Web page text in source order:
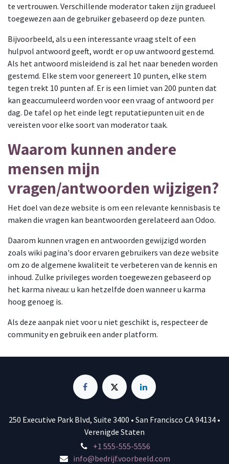
te vertrouwen. Verschillende moderator taken zijn gradueel
toegewezen aan de gebruiker gebaseerd op deze punten.
Bijvoorbeeld, als u een interessante vraag stelt of een
hulpvol antwoord geeft, wordt er op uw antwoord gestemd.
Als het antwoord misleidend is zal het naar beneden worden
gestemd. Elke stem voor genereert 10 punten, elke stem
tegen trekt 10 punten af. Er is een limiet van 200 punten dat
kan geaccumuleerd worden voor een vraag of antwoord per
dag. De tafel op het einde legt reputatiepunten uit en de
vereisten voor elke soort van moderator taak.
Waarom kunnen andere
mensen mijn
vragen/antwoorden wijzigen?
Het doel van deze website is om een relevante kennisbasis te
maken die vragen kan beantwoorden gerelateerd aan Odoo.
Daarom kunnen vragen en antwoorden gewijzigd worden
zoals wiki pagina's door ervaren gebruikers van deze website
om zo de algemene kwaliteit te verbeteren van de kennis en
inhoud. Zulke privileges worden toegewezen gebaseerd op
het karma niveau: u kan hetzelfde doen wanneer u karma
hoog genoeg is.
Als deze aanpak niet voor u niet geschikt is, respecteer de
community en gebruik een ander platform.
250 Executive Park Blvd, Suite 3400 • San Francisco CA 94134 •
Verenigde Staten
+1 555-555-5556
info@bedrijf.voorbeeld.com